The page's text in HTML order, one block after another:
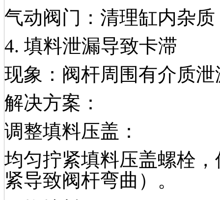
气动阀门：清理缸内杂
4. 填料泄漏导致卡滞
现象：阀杆周围有介质
解决方案：
调整填料压盖：
均匀拧紧填料压盖螺栓
紧导致阀杆弯曲）。